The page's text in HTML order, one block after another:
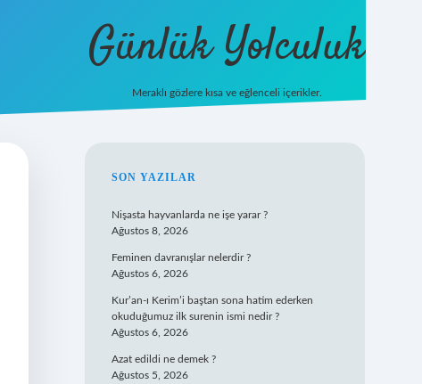
Günlük Yolculuk
Meraklı gözlere kısa ve eğlenceli içerikler.
SIDEBAR
SON YAZILAR
Nişasta hayvanlarda ne işe yarar ?
Ağustos 8, 2026
Feminen davranışlar nelerdir ?
Ağustos 6, 2026
Kur’an-ı Kerim’i baştan sona hatim ederken
okuduğumuz ilk surenin ismi nedir ?
Ağustos 6, 2026
Azat edildi ne demek ?
Ağustos 5, 2026